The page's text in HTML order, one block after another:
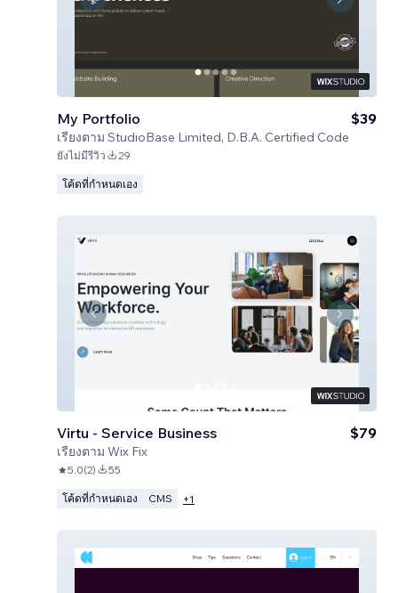
My Portfolio
เรียงตาม StudioBase Limited, D.B.A. Certified Code
$39
ยังไม่มีรีวิว 29
โค้ดที่กำหนดเอง
Virtu - Service Business
เรียงตาม Wix Fix
$79
5.0(2) 55
โค้ดที่กำหนดเอง CMS +1